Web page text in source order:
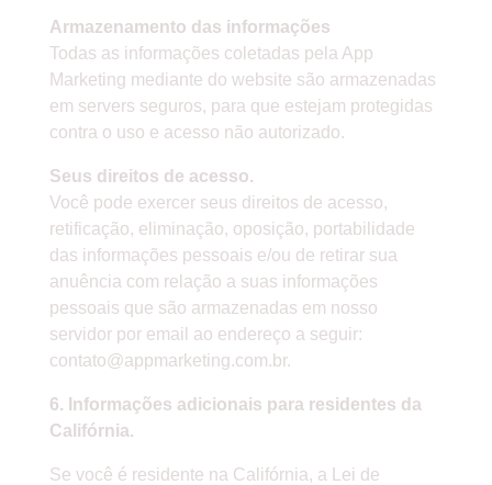
Armazenamento das informações
Todas as informações coletadas pela App
Marketing mediante do website são armazenadas
em servers seguros, para que estejam protegidas
contra o uso e acesso não autorizado.
Seus direitos de acesso.
Você pode exercer seus direitos de acesso,
retificação, eliminação, oposição, portabilidade
das informações pessoais e/ou de retirar sua
anuência com relação a suas informações
pessoais que são armazenadas em nosso
servidor por email ao endereço a seguir:
contato@appmarketing.com.br.
6. Informações adicionais para residentes da
Califórnia.
Se você é residente na Califórnia, a Lei de